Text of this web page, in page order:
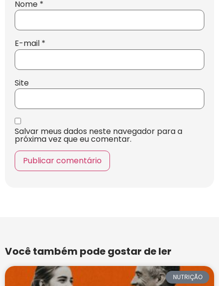
Nome *
E-mail *
Site
Salvar meus dados neste navegador para a
próxima vez que eu comentar.
Você também pode gostar de ler
NUTRIÇÃO